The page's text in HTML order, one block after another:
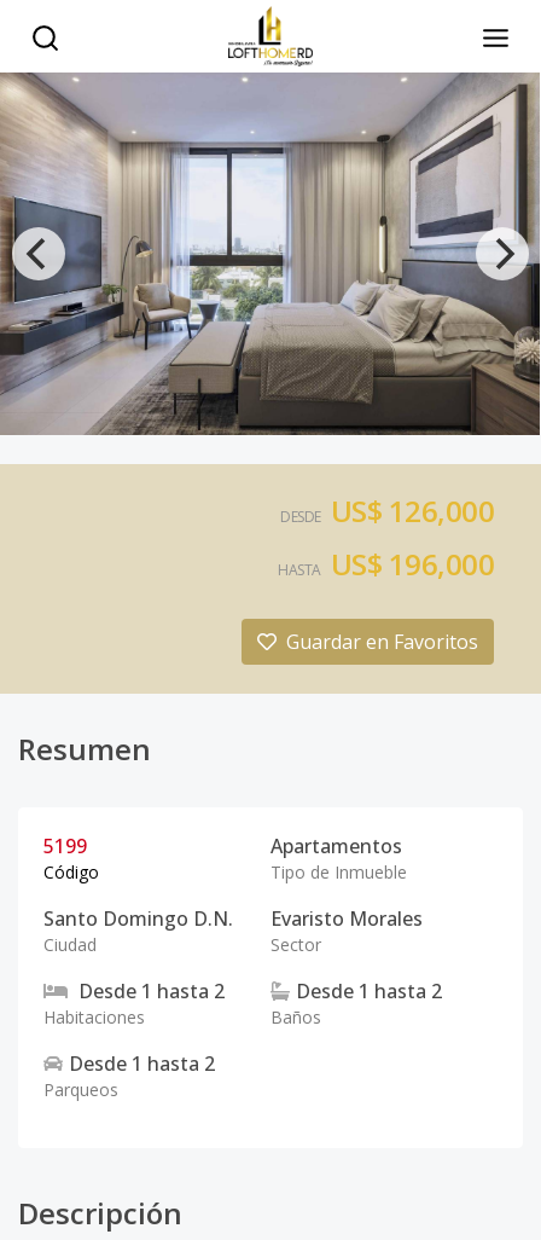
DESDE US$ 126,000
HASTA US$ 196,000
Guardar en Favoritos
Resumen
5199
Código
Apartamentos
Tipo de Inmueble
Santo Domingo D.N.
Ciudad
Evaristo Morales
Sector
Desde 1 hasta 2
Habitaciones
Desde 1 hasta 2
Baños
Desde 1 hasta 2
Parqueos
Descripción